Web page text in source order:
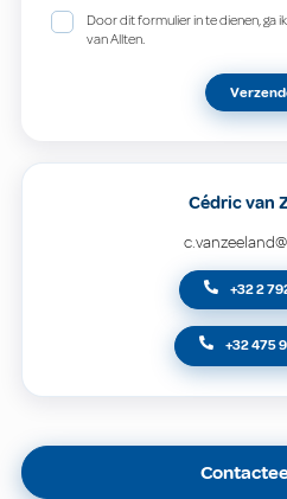
Door dit formulier in te dienen, ga
van Allten.
Cédric van
+32 2
+32 475